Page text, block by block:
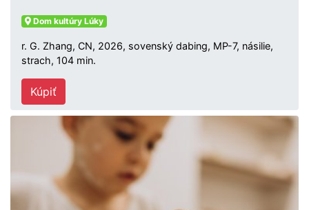
Dom kultúry Lúky
r. G. Zhang, CN, 2026, sovenský dabing, MP-7, násilie,
strach, 104 min.
Kúpiť